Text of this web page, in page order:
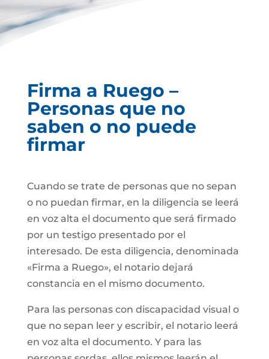
Firma a Ruego –
Personas que no
saben o no puede
firmar
Cuando se trate de personas que no sepan
o no puedan firmar, en la diligencia se leerá
en voz alta el documento que será firmado
por un testigo presentado por el
interesado. De esta diligencia, denominada
«Firma a Ruego», el notario dejará
constancia en el mismo documento.
Para las personas con discapacidad visual o
que no sepan leer y escribir, el notario leerá
en voz alta el documento. Y para las